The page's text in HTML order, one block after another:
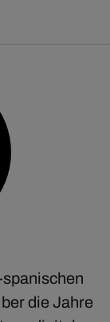
die Jahre